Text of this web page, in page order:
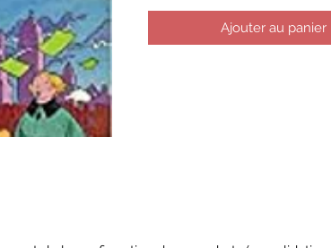
Ajouter au panier